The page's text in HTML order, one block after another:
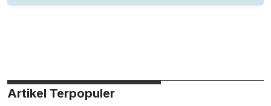
Artikel Terpopuler